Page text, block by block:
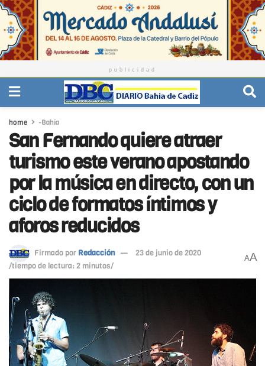
publicidad
home -Bahía
San Fernando quiere atraer
turismo este verano apostando
por la música en directo, con un
ciclo de formatos íntimos y
aforos reducidos
Firmado por Redacción
23 de junio de 2020
/tiempo de lectura: 2 minutos/
AA